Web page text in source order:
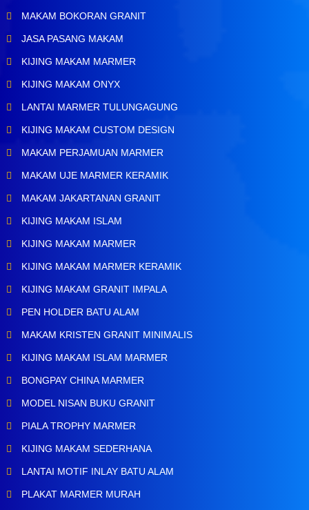
MAKAM BOKORAN GRANIT
JASA PASANG MAKAM
KIJING MAKAM MARMER
KIJING MAKAM ONYX
LANTAI MARMER TULUNGAGUNG
KIJING MAKAM CUSTOM DESIGN
MAKAM PERJAMUAN MARMER
MAKAM UJE MARMER KERAMIK
MAKAM JAKARTANAN GRANIT
KIJING MAKAM ISLAM
KIJING MAKAM MARMER
KIJING MAKAM MARMER KERAMIK
KIJING MAKAM GRANIT IMPALA
PEN HOLDER BATU ALAM
MAKAM KRISTEN GRANIT MINIMALIS
KIJING MAKAM ISLAM MARMER
BONGPAY CHINA MARMER
MODEL NISAN BUKU GRANIT
PIALA TROPHY MARMER
KIJING MAKAM SEDERHANA
LANTAI MOTIF INLAY BATU ALAM
PLAKAT MARMER MURAH